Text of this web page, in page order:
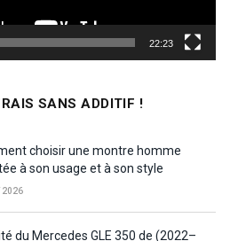
22:23
SANS ADDITIF !
choisir une montre homme
à son usage et à son style
2026
du Mercedes GLE 350 de (2022–